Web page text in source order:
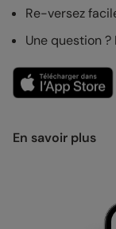
Re-versez
Une question
En savoir plus